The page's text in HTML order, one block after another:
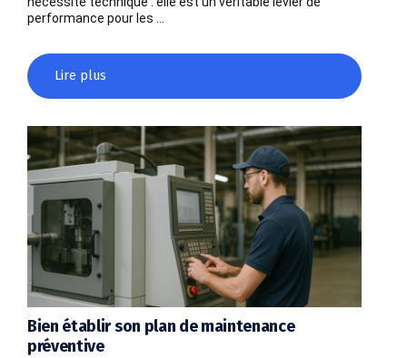
performance pour les …
Lire plus
Bien établir son plan de maintenance
préventive